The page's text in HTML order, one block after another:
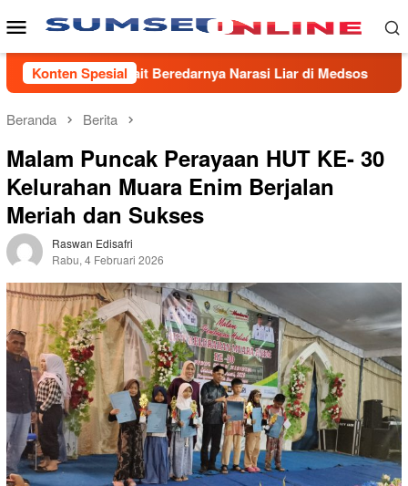
ke
Menu
Mobile
Konten Spesial
Beredarnya Narasi Liar di Medsos PTBA
Beranda Berita
Malam Puncak Perayaan HUT KE- 30
Kelurahan Muara Enim Berjalan
Meriah dan Sukses
Raswan Edisafri
Rabu, 4 Februari 2026